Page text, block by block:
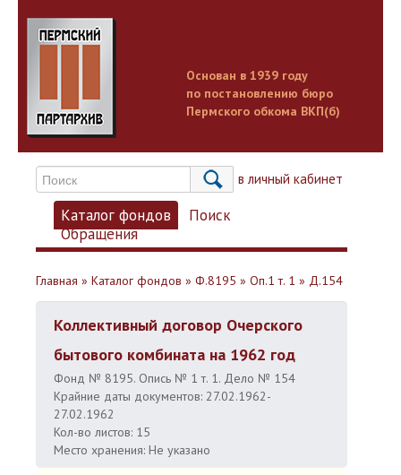
Основан в 1939 году
по постановлению бюро
Пермского обкома ВКП(б)
Вход в личный кабинет
Каталог фондов
Поиск
Обращения
Главная » Каталог фондов » Ф.8195 » Оп.1 т. 1 » Д.154
Коллективный договор Очерского
бытового комбината на 1962 год
Фонд № 8195. Опись № 1 т. 1. Дело № 154
Крайние даты документов: 27.02.1962-
27.02.1962
Кол-во листов: 15
Место хранения: Не указано